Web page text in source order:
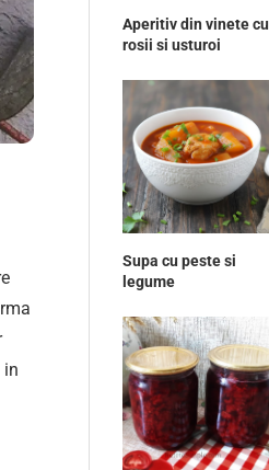
in
Aperitiv din vinete cu
rosii si usturoi
Supa cu peste si
legume